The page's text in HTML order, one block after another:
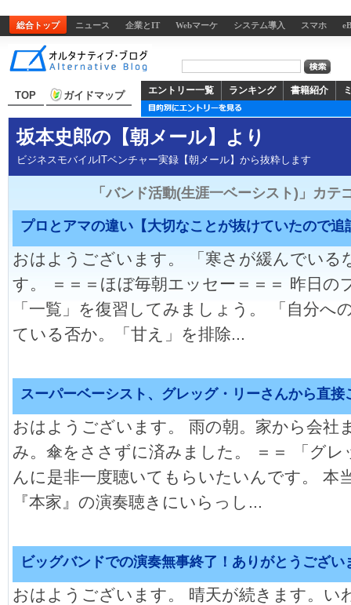
総合トップ ニュース 企業とIT Webマーケ システム導入 スマホ
TOP ガイドマップ エントリー一覧 ランキング 書籍紹介
坂本史郎の【朝メール】より
ビジネスモバイルITベンチャー実録【朝メール】から抜粋します
「バンド活動(生涯一ベーシスト)」カテ
プロとアマの違い【大切なことが抜けていたので追
おはようございます。 「寒さが緩んでいる
す。 ＝＝＝ほぼ毎朝エッセー＝＝＝ 昨日の
「一覧」を復習してみましょう。 「自分へ
ている否か。「甘え」を排除...
スーパーベーシスト、グレッグ・リーさんから直
おはようございます。 雨の朝。家から会社
み。傘をささずに済みました。 ＝＝ 「グ
んに是非一度聴いてもらいたいんです。 本
『本家』の演奏聴きにいらっし...
ビッグバンドでの演奏無事終了！ありがとうござい
おはようございます。 晴天が続きます。い